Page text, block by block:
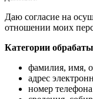
Даю согласие на
отношении моих
Категории
фамилия, имя,
адрес
номер телефона